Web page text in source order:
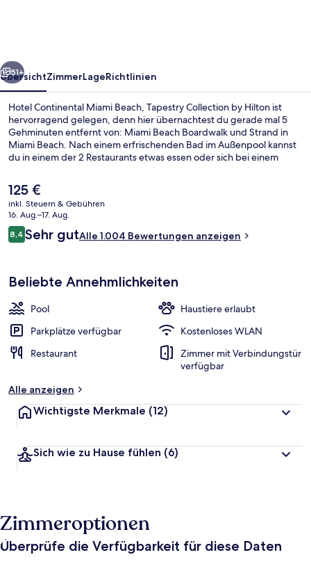
by
Hilton
Weiter
51+
ÜbersichtZimmerLageRichtlinien
Hotel Continental Miami Beach, Tapestry Collection by Hilton ist
hervorragend gelegen, denn hier übernachtest du gerade mal 5
Gehminuten entfernt von: Miami Beach Boardwalk und Strand in
Miami Beach. Nach einem erfrischenden Bad im Außenpool kannst
du in einem der 2 Restaurants etwas essen oder sich bei einem
bietet einen Fitnessbereich und eine Snackbar. Das hilfsbereite
Personal und die Lage in Strandnähe erhalten tolle Bewertungen
von anderen Reisenden.
Der
aktuelle
Preis
beträgt
125 €.
125 €
inkl. Steuern & Gebühren
16. Aug.–17. Aug.
Bewertungen
8,48,4 von 10.
Sehr gutAlle 1.004 Bewertungen anzeigen
Beliebte Annehmlichkeiten
Pool
Haustiere erlaubt
Parkplätze verfügbar
Kostenloses WLAN
Restaurant
Zimmer mit Verbindungstür
verfügbar
Alle anzeigen
Wichtigste Merkmale (12)
Sich wie zu Hause fühlen (6)
Zimmeroptionen
Überprüfe die Verfügbarkeit für diese Daten